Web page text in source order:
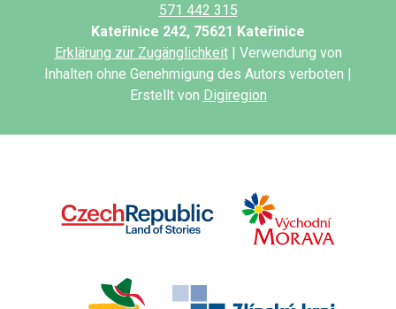
571 442 315
Kateřinice 242, 75621 Kateřinice
Erklärung zur Zugänglichkeit| Verwendung von
Inhalten ohne Genehmigung des Autors verboten |
Erstellt von Digiregion